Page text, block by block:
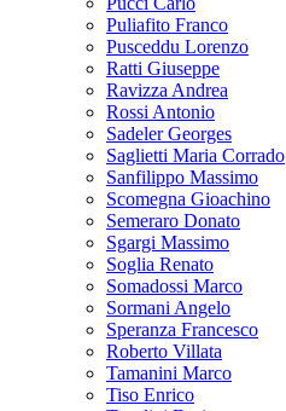
Puliafito Franco
Pusceddu Lorenzo
Ratti Giuseppe
Ravizza Andrea
Rossi Antonio
Sadeler Georges
Saglietti Maria Corrado
Sanfilippo Massimo
Scomegna Gioachino
Semeraro Donato
Sgargi Massimo
Soglia Renato
Somadossi Marco
Sormani Angelo
Speranza Francesco
Roberto Villata
Tamanini Marco
Tiso Enrico